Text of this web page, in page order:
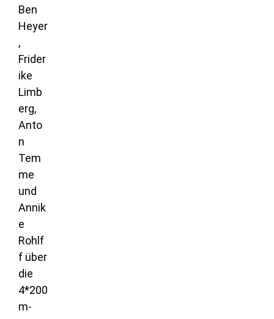
Ben
Heyer
,
Frider
ike
Limb
erg,
Anto
n
Tem
me
und
Annik
e
Rohlf
f über
die
4*200
m-